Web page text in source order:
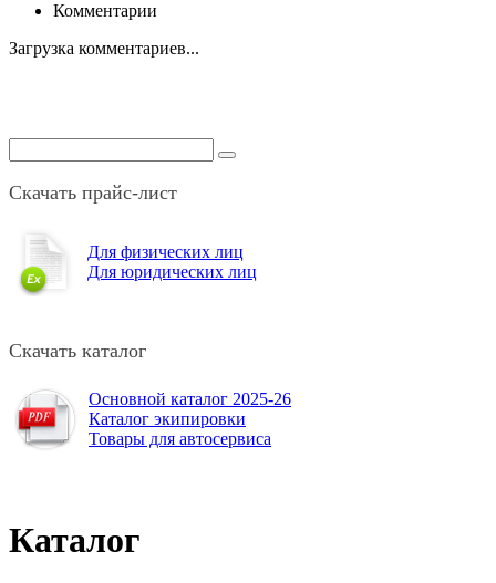
Комментарии
Загрузка комментариев...
Скачать прайс-лист
Для физических лиц
Для юридических лиц
Скачать каталог
Основной каталог 2025-26
Каталог экипировки
Товары для автосервиса
Каталог